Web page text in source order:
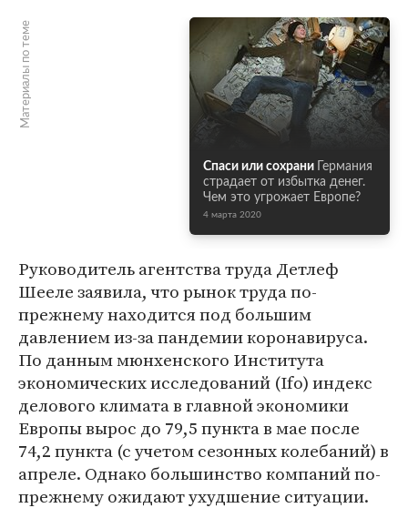
Материалы по теме
Спаси или сохрани
Германия
страдает от избытка денег.
Чем это угрожает Европе?
4 марта 2020
Руководитель агентства труда Детлеф
Шееле заявила, что рынок труда по-
прежнему находится под большим
давлением из-за пандемии коронавируса.
По данным мюнхенского Института
экономических исследований (Ifo) индекс
делового климата в главной экономики
Европы вырос до 79,5 пункта в мае после
74,2 пункта (с учетом сезонных колебаний) в
апреле. Однако большинство компаний по-
прежнему ожидают ухудшение ситуации.